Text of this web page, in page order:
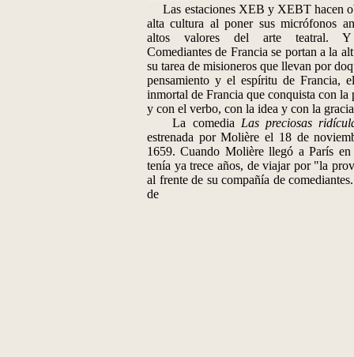
Las estaciones XEB y XEBT hacen
alta cultura al poner sus micrófonos
altos valores del arte teatral.
Comediantes de Francia se portan a la
su tarea de misioneros que llevan por
pensamiento y el espíritu de Francia,
inmortal de Francia que conquista con la
y con el verbo, con la idea y con la
La comedia Las preciosas
estrenada por Molière el 18 de
1659. Cuando Molière llegó a París en
tenía ya trece años, de viajar por "la
al frente de su compañía de
de